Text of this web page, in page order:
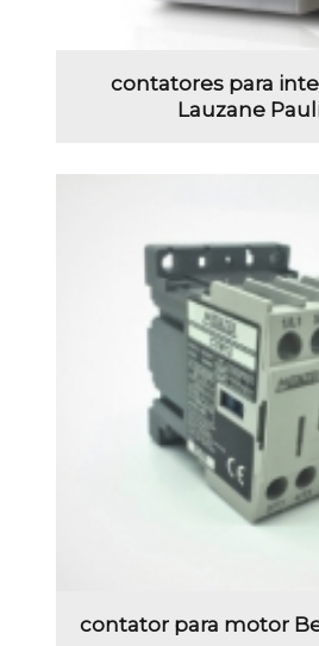
contatores para
Lauzane
contator para motor